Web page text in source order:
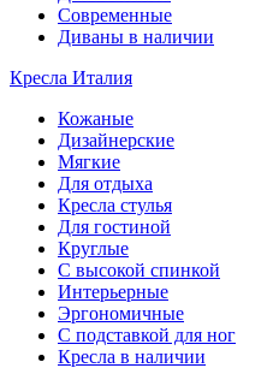
Современные
Диваны в наличии
Кресла Италия
Кожаные
Дизайнерские
Мягкие
Для отдыха
Кресла стулья
Для гостиной
Круглые
С высокой спинкой
Интерьерные
Эргономичные
С подставкой для ног
Кресла в наличии